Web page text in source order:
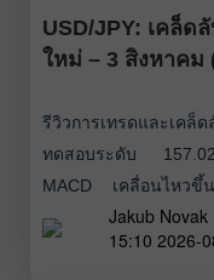
USD/JPY: เคล็ด
ใหม่ – 3 สิงหาคม
รีวิวการเทรดและเค
ทดสอบระดับ 157.02
MACD เคลื่อนไหวขึ้
จำกัดศักยภาพขาขึ้นขอ
ที่สองเปิดโอกาสให้
Jakub Novak
15:10 2026-